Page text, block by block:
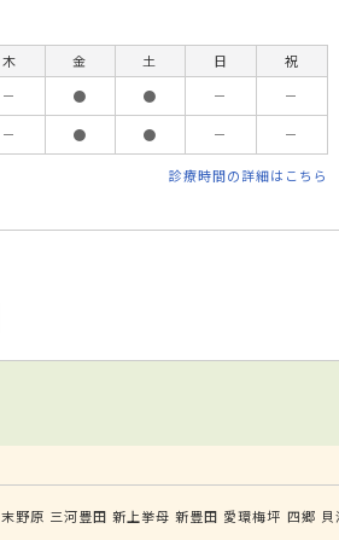
木 金 土 日
祝
－ ● ● －
－
－ ● ● － －
診療時間の詳細はこちら
末野原 三河豊田 新上挙母 新豊田 愛環梅坪 四郷 貝